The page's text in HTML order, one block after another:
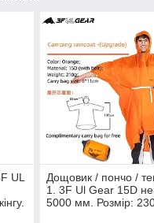
UL
Дощовик / пончо /
1. 3F Ul Gear 15D
5000 мм. Розмір: